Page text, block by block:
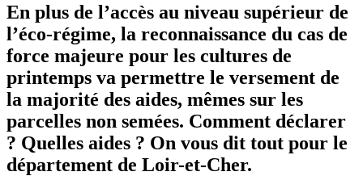
En plus de l’accès au niveau supérieur de
l’éco-régime, la reconnaissance du cas de
force majeure pour les cultures de
printemps va permettre le versement de
la majorité des aides, mêmes sur les
parcelles non semées. Comment déclarer
? Quelles aides ? On vous dit tout pour le
département de Loir-et-Cher.